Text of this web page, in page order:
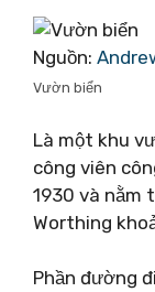
Nguồn:
Vườn biển
Là một khu
công viên
1930 và nằm
Worthing
Phần đường